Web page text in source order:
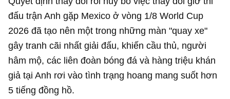
đấu trận Anh gặp Mexico ở vòng 1/8 World Cup
2026 đã tạo nên một trong những màn "quay xe"
gây tranh cãi nhất giải đấu, khiến cầu thủ, người
hâm mộ, các liên đoàn bóng đá và hàng triệu khán
giả tại Anh rơi vào tình trạng hoang mang suốt hơn
5 tiếng đồng hồ.